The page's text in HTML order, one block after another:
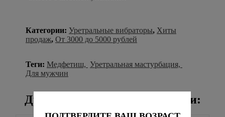
Категории: Уретральные вибраторы, Хиты
продаж, От 3000 до 5000 рублей
Теги: Медфетиш, Уретральная мастурбация,
Для мужчин
Другие товары этой коллекции: